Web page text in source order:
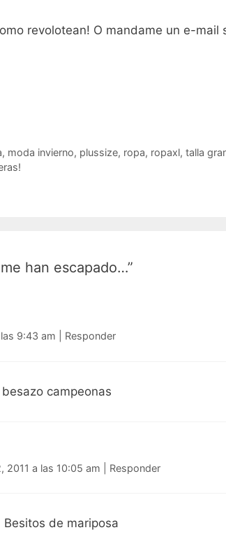
revolotean! O mandame un e-mail
, moda invierno, plussize, ropa, ropaxl, talla
han escapado…”
9:43 am Responder
campeonas
2011 a las 10:05 am Responder
Besitos de mariposa